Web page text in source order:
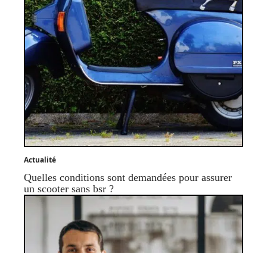
Actualité
Quelles conditions sont demandées pour assurer
un scooter sans bsr ?